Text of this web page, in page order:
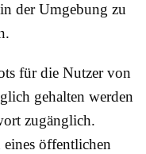
der Umgebung zu
für die Nutzer von
gehalten werden
zugänglich.
öffentlichen